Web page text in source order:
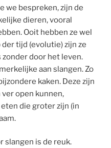
we bespreken, zijn de
dieren, vooral
Ooit hebben ze wel
tijd (evolutie) zijn ze
zonder door het leven.
aan slangen. Zo
kaken. Deze zijn
open kunnen,
die groter zijn (in
slangen is de reuk.